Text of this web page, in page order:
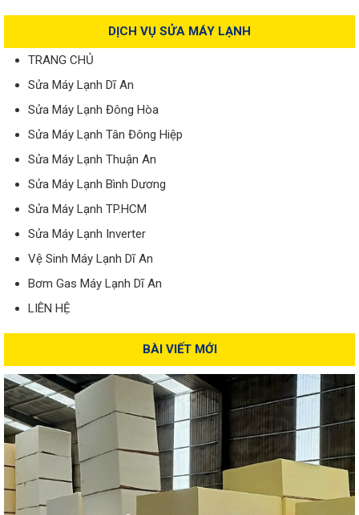
DỊCH VỤ SỬA MÁY LẠNH
TRANG CHỦ
Sửa Máy Lạnh Dĩ An
Sửa Máy Lạnh Đông Hòa
Sửa Máy Lạnh Tân Đông Hiệp
Sửa Máy Lạnh Thuận An
Sửa Máy Lạnh Bình Dương
Sửa Máy Lạnh TP.HCM
Sửa Máy Lạnh Inverter
Vệ Sinh Máy Lạnh Dĩ An
Bơm Gas Máy Lạnh Dĩ An
LIÊN HỆ
BÀI VIẾT MỚI